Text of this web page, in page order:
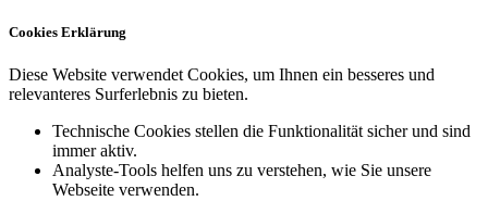
Cookies Erklärung
Diese Website verwendet Cookies, um Ihnen ein besseres und
relevanteres Surferlebnis zu bieten.
Technische Cookies stellen die Funktionalität sicher und sind
immer aktiv.
Analyste-Tools helfen uns zu verstehen, wie Sie unsere
Webseite verwenden.